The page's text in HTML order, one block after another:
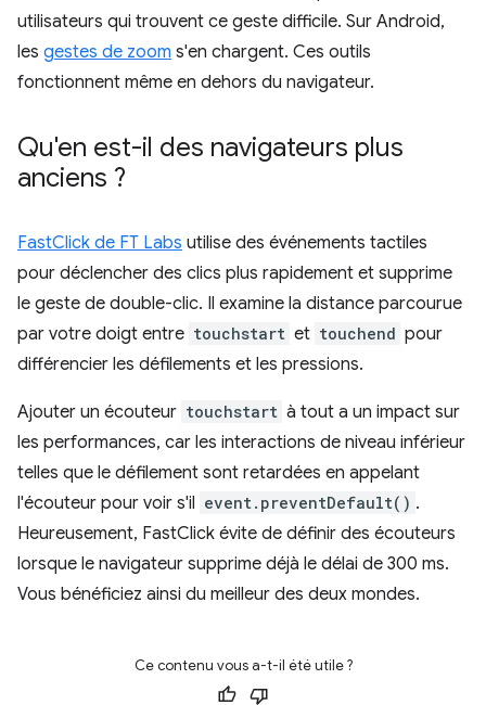
utilisateurs qui trouvent ce geste difficile. Sur Android,
les gestes de zoom s'en chargent. Ces outils
fonctionnent même en dehors du navigateur.
Qu'en est-il des navigateurs plus
anciens ?
FastClick de FT Labs utilise des événements tactiles
pour déclencher des clics plus rapidement et supprime
le geste de double-clic. Il examine la distance parcourue
par votre doigt entre touchstart et touchend pour
différencier les défilements et les pressions.
Ajouter un écouteur touchstart à tout a un impact sur
les performances, car les interactions de niveau inférieur
telles que le défilement sont retardées en appelant
l'écouteur pour voir s'il event.preventDefault() .
Heureusement, FastClick évite de définir des écouteurs
lorsque le navigateur supprime déjà le délai de 300 ms.
Vous bénéficiez ainsi du meilleur des deux mondes.
Ce contenu vous a-t-il été utile ?